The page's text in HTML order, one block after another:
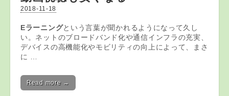
2018-11-18
Eラーニングという言葉が聞かれるようになって久し
い。ネットのブロードバンド化や通信インフラの充実、
デバイスの高機能化やモビリティの向上によって、まさ
に …
Read more →